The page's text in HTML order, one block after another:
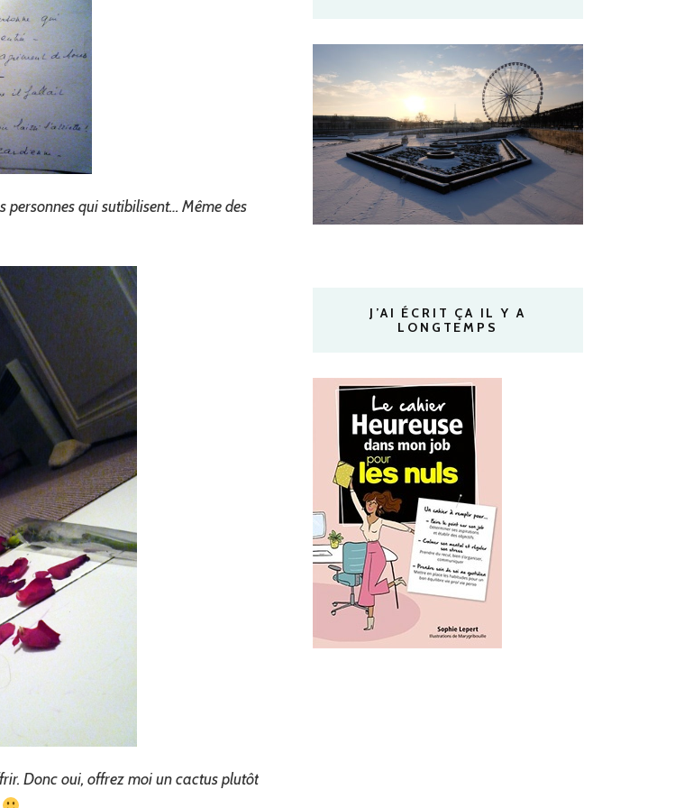
personnes qui sutibilisent… Même des
Donc oui, offrez moi un cactus plutôt
J’AI ÉCRIT ÇA IL Y A
LONGTEMPS